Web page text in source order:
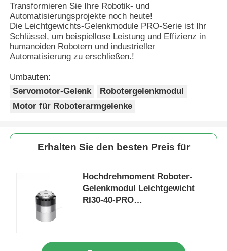
Menschliche Maschinenschnittstelle
Gangreduzierer
AC-SERVOMOTOR
Transformieren Sie Ihre Robotik- und
Automatisierungsprojekte noch heute!
Die Leichtgewichts-Gelenkmodule PRO-Serie ist Ihr
Schlüssel, um beispiellose Leistung und Effizienz in
humanoiden Robotern und industrieller
Automatisierung zu erschließen.!
Umbauten:
Servomotor-Gelenk
Robotergelenkmodul
Motor für Roboterarmgelenke
Erhalten Sie den besten Preis für
Hochdrehmoment Roboter-
Gelenkmodul Leichtgewicht
RI30-40-PRO